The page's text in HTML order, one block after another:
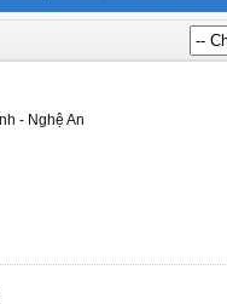
- Nghệ An